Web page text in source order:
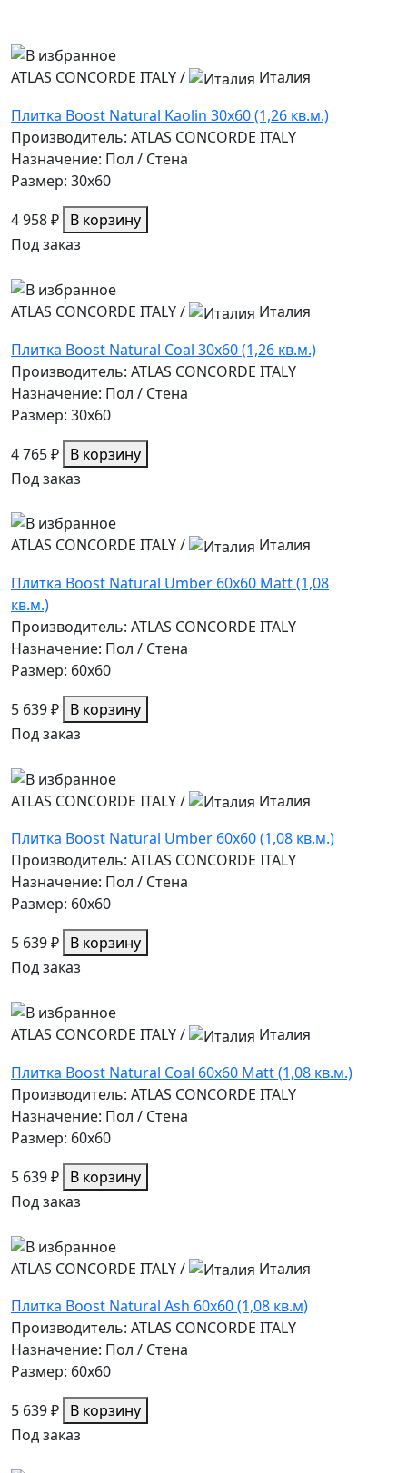
ATLAS CONCORDE ITALY/
Италия
Плитка Boost Natural Kaolin 30x60 (1,26 кв.м.)
Производитель: ATLAS CONCORDE ITALY
Назначение: Пол / Стена
Размер: 30x60
4 958 ₽ В корзину
Под заказ
ATLAS CONCORDE ITALY/
Италия
Плитка Boost Natural Coal 30x60 (1,26 кв.м.)
Производитель: ATLAS CONCORDE ITALY
Назначение: Пол / Стена
Размер: 30x60
4 765 ₽ В корзину
Под заказ
ATLAS CONCORDE ITALY/
Италия
Плитка Boost Natural Umber 60x60 Matt (1,08
кв.м.)
Производитель: ATLAS CONCORDE ITALY
Назначение: Пол / Стена
Размер: 60x60
5 639 ₽ В корзину
Под заказ
ATLAS CONCORDE ITALY/
Италия
Плитка Boost Natural Umber 60x60 (1,08 кв.м.)
Производитель: ATLAS CONCORDE ITALY
Назначение: Пол / Стена
Размер: 60x60
5 639 ₽ В корзину
Под заказ
ATLAS CONCORDE ITALY/
Италия
Плитка Boost Natural Coal 60x60 Matt (1,08 кв.м.)
Производитель: ATLAS CONCORDE ITALY
Назначение: Пол / Стена
Размер: 60x60
5 639 ₽ В корзину
Под заказ
ATLAS CONCORDE ITALY/
Италия
Плитка Boost Natural Ash 60x60 (1,08 кв.м)
Производитель: ATLAS CONCORDE ITALY
Назначение: Пол / Стена
Размер: 60x60
5 639 ₽ В корзину
Под заказ